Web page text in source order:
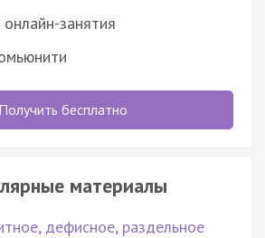
занятия
Получить бесплатно
материалы
дефисное, раздельное